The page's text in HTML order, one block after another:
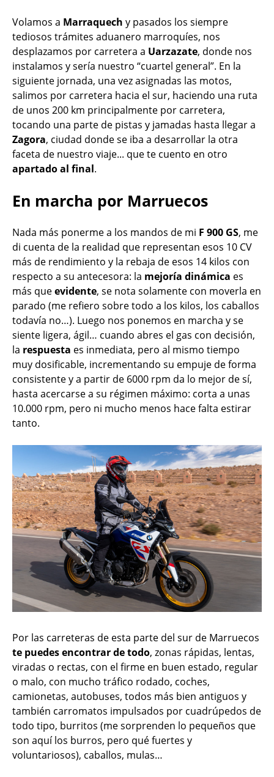
Volamos a Marraquech y pasados los siempre
tediosos trámites aduanero marroquíes, nos
desplazamos por carretera a Uarzazate, donde nos
instalamos y sería nuestro “cuartel general”. En la
siguiente jornada, una vez asignadas las motos,
salimos por carretera hacia el sur, haciendo una ruta
de unos 200 km principalmente por carretera,
tocando una parte de pistas y jamadas hasta llegar a
Zagora, ciudad donde se iba a desarrollar la otra
faceta de nuestro viaje... que te cuento en otro
apartado al final.
En marcha por Marruecos
Nada más ponerme a los mandos de mi F 900 GS, me
di cuenta de la realidad que representan esos 10 CV
más de rendimiento y la rebaja de esos 14 kilos con
respecto a su antecesora: la mejoría dinámica es
más queevidente, se nota solamente con moverla en
parado (me refiero sobre todo a los kilos, los caballos
todavía no…). Luego nos ponemos en marcha y se
siente ligera, ágil… cuando abres el gas con decisión,
la respuesta es inmediata, pero al mismo tiempo
muy dosificable, incrementando su empuje de forma
consistente y a partir de 6000 rpm da lo mejor de sí,
hasta acercarse a su régimen máximo: corta a unas
10.000 rpm, pero ni mucho menos hace falta estirar
tanto.
Por las carreteras de esta parte del sur de Marruecos
te puedes encontrar de todo, zonas rápidas, lentas,
viradas o rectas, con el firme en buen estado, regular
o malo, con mucho tráfico rodado, coches,
camionetas, autobuses, todos más bien antiguos y
también carromatos impulsados por cuadrúpedos de
todo tipo, burritos (me sorprenden lo pequeños que
son aquí los burros, pero qué fuertes y
voluntariosos), caballos, mulas…